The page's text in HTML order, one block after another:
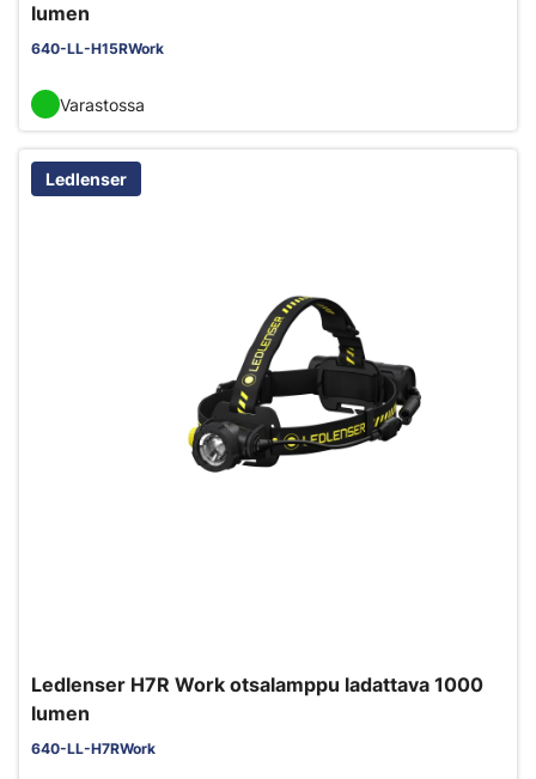
lumen
640-LL-H15RWork
Varastossa
Ledlenser
Ledlenser H7R Work otsalamppu ladattava 1000
lumen
640-LL-H7RWork